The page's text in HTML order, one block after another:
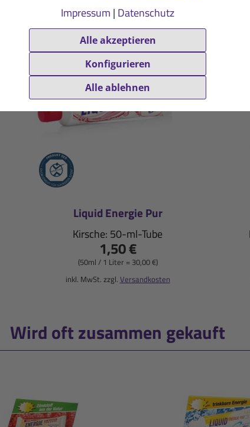
Impressum | Datenschutz
Alle akzeptieren
Konfigurieren
Alle ablehnen
Liquid Energie Pur
Kirsche: 50-ml-Tube
1,50 €
(50ml / 1 Liter = 30,00 €)
inkl. MwSt. zzgl. Versandkosten
Wird oft zusammen gekauft